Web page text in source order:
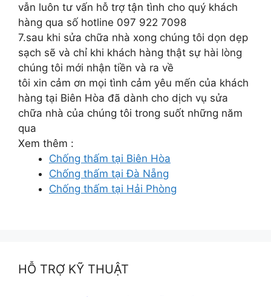
vẫn luôn tư vấn hỗ trợ tận tình cho quý khách
hàng qua số hotline 097 922 7098
7.sau khi sửa chữa nhà xong chúng tôi dọn dẹp
sạch sẽ và chỉ khi khách hàng thật sự hài lòng
chúng tôi mới nhận tiền và ra về
tôi xin cảm ơn mọi tình cảm yêu mến của khách
hàng tại Biên Hòa đã dành cho dịch vụ sửa
chữa nhà của chúng tôi trong suốt những năm
qua
Xem thêm :
Chống thấm tại Biên Hòa
Chống thấm tại Đà Nẵng
Chống thấm tại Hải Phòng
HỖ TRỢ KỸ THUẬT